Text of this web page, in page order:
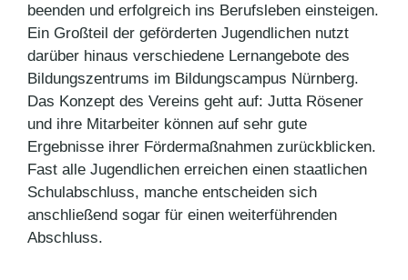
beenden und erfolgreich ins Berufsleben einsteigen.
Ein Großteil der geförderten Jugendlichen nutzt
darüber hinaus verschiedene Lernangebote des
Bildungszentrums im Bildungscampus Nürnberg.
Das Konzept des Vereins geht auf: Jutta Rösener
und ihre Mitarbeiter können auf sehr gute
Ergebnisse ihrer Fördermaßnahmen zurückblicken.
Fast alle Jugendlichen erreichen einen staatlichen
Schulabschluss, manche entscheiden sich
anschließend sogar für einen weiterführenden
Abschluss.